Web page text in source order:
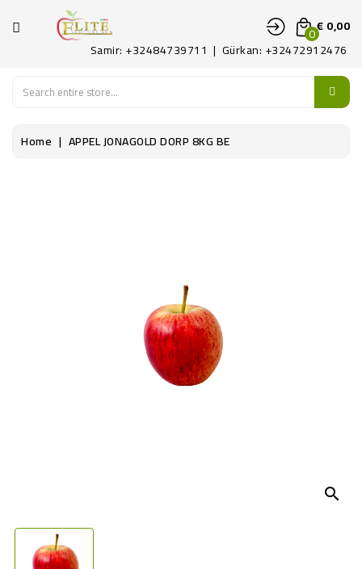
CATEGORIE
LEGUMES
0€ 0,00
Samir: +32484739711 | Gürkan: +32472912476
Home APPEL JONAGOLD DORP 8KG BE
search